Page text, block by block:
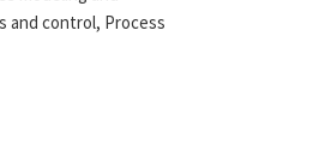
and control, Process